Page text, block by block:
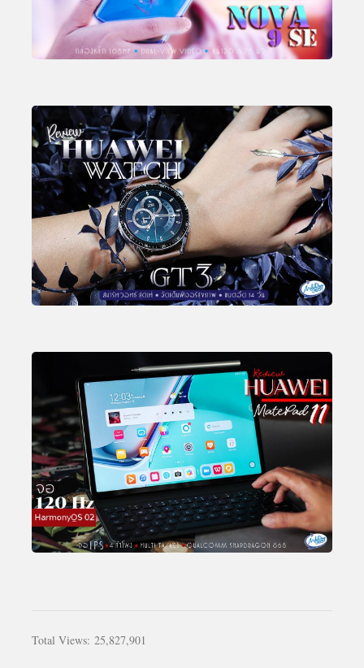
Total Views: 25,827,901